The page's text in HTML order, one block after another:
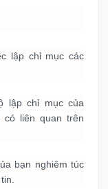
lập chỉ mục các
lập chỉ mục của
liên quan trên
bạn nghiêm túc